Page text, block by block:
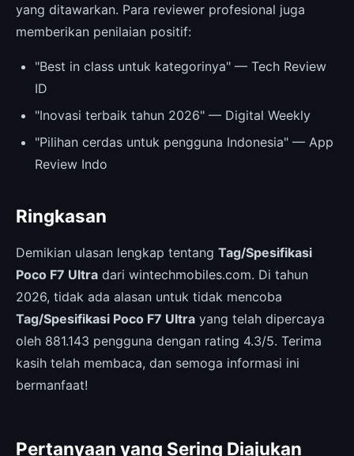
yang ditawarkan. Para reviewer profesional juga
memberikan penilaian positif:
"Best in class untuk kategorinya" — Tech Review
ID
"Inovasi terbaik tahun 2026" — Digital Weekly
"Pilihan cerdas untuk pengguna Indonesia" — App
Review Indo
Ringkasan
Demikian ulasan lengkap tentang Tag/Spesifikasi
Poco F7 Ultra dari wintechmobiles.com. Di tahun
2026, tidak ada alasan untuk tidak mencoba
Tag/Spesifikasi Poco F7 Ultra yang telah dipercaya
oleh 881.143 pengguna dengan rating 4.3/5. Terima
kasih telah membaca, dan semoga informasi ini
bermanfaat!
Pertanyaan yang Sering Diajukan